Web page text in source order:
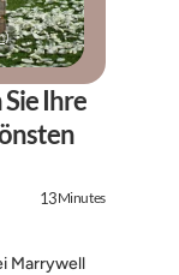
)
Ihre
13Minutes
Marrywell